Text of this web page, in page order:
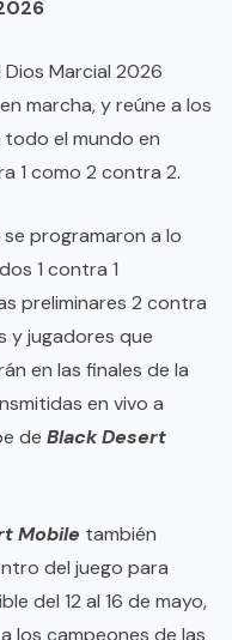
Marcial 2026
marcha, y reúne a los
el mundo en
1 como 2 contra 2.
programaron a lo
1 contra 1
preliminares 2 contra
y jugadores que
en las finales de la
en vivo a
de Black Desert
Mobile también
del juego para
del 12 al 16 de mayo,
los campeones de las